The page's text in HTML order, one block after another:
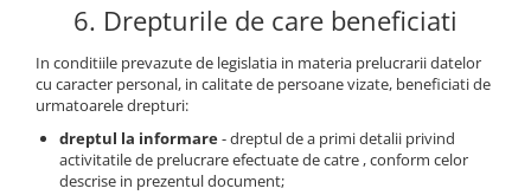
6. Drepturile de care beneficiati
In conditiile prevazute de legislatia in materia prelucrarii datelor
cu caracter personal, in calitate de persoane vizate, beneficiati de
urmatoarele drepturi:
dreptul la informare- dreptul de a primi detalii privind
activitatile de prelucrare efectuate de catre , conform celor
descrise in prezentul document;